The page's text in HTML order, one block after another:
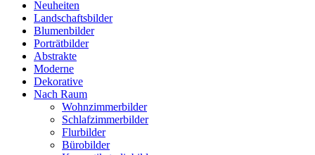
Neuheiten
Landschaftsbilder
Blumenbilder
Porträtbilder
Abstrakte
Moderne
Dekorative
Nach Raum
Wohnzimmerbilder
Schlafzimmerbilder
Flurbilder
Bürobilder